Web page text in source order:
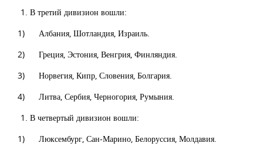
В третий дивизион вошли:
1) Албания, Шотландия, Израиль.
2) Греция, Эстония, Венгрия, Финляндия.
3) Норвегия, Кипр, Словения, Болгария.
4) Литва, Сербия, Черногория, Румыния.
В четвертый дивизион вошли:
1) Люксембург, Сан-Марино, Белоруссия, Молдавия.